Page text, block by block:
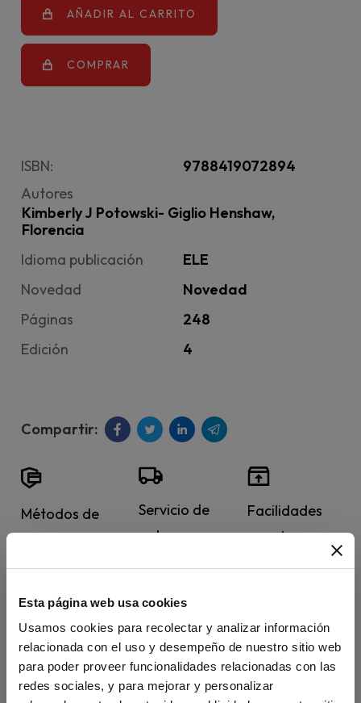
Esta página web usa cookies
Usamos cookies para recolectar y analizar información
relacionada con el uso y desempeño de nuestro sitio web
para poder proveer funcionalidades relacionadas con las
redes sociales, y para mejorar y personalizar
AÑADIR AL CARRITO
COMPRAR
ISBN:
9788419072894
Autores
Kimberly J Potowski- Giglio Henshaw,
Florencia
Idioma publicación
ELE
Novedad
Novedad
Páginas
248
Edición
4
Métodos de
internacionales
Servicio de
entrega
todo el
mundo.
Facilidades
para la
devolución de